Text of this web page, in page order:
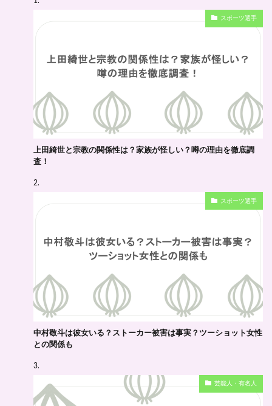
スポーツ選手
上田綺世と宗教の関係性は？家族が怪しい？噂の理由を徹底調
査！
スポーツ選手
中村敬斗は彼女いる？ストーカー被害は事実？ツーショット女性
との関係も
芸能人・有名人